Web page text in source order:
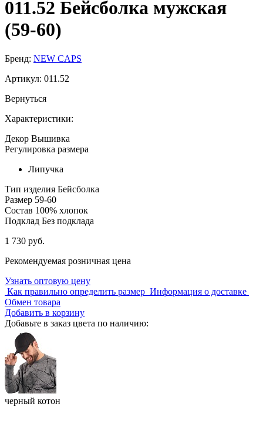
011.52 Бейсболка мужская
(59-60)
Бренд: NEW CAPS
Артикул: 011.52
Вернуться
Характеристики:
Декор Вышивка
Регулировка размера
Липучка
Тип изделия Бейсболка
Размер 59-60
Состав 100% хлопок
Подклад Без подклада
1 730 руб.
Рекомендуемая розничная цена
Узнать оптовую цену
Как правильно определить размер Информация о доставке
Обмен товара
Добавить в корзину
Добавьте в заказ цвета по наличию:
черный котон